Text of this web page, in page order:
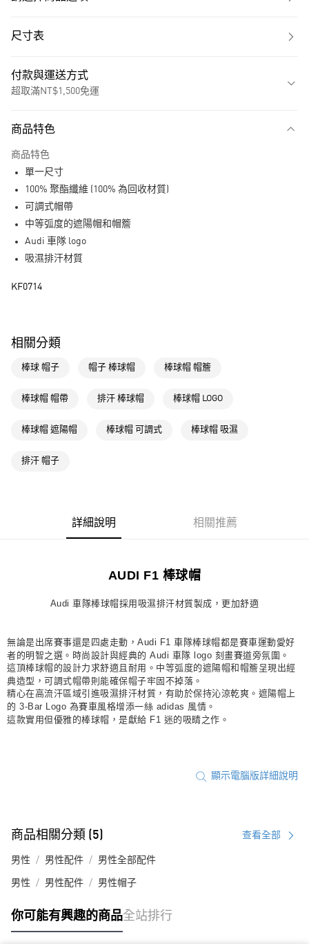
尺寸表
付款與運送方式
超取滿NT$1,500免運
LINE Pay
每筆NT$80，滿NT$1,500(含以上)免運費
每筆NT$80，滿NT$1,500(含以上)免運費
萊爾富取貨付款
付款後萊爾富取貨
每筆NT$80，滿NT$1,500(含以上)免運費
每筆NT$80，滿NT$1,500(含以上)免運費
商品特色
商品特色
單一尺寸
100% 聚酯纖維 (100% 為回收材質)
可調式帽帶
中等弧度的遮陽帽和帽簷
Audi 車隊 logo
吸濕排汗材質
KF0714
相關分類
棒球 帽子 帽子 棒球帽 棒球帽 帽簷
棒球帽 帽帶 排汗 棒球帽 棒球帽 LOGO
棒球帽 遮陽帽 棒球帽 可調式 棒球帽 吸濕
排汗 帽子
詳細說明 相關推薦
AUDI F1 棒球帽
Audi 車隊棒球帽採用吸濕排汗材質製成，更加舒適
無論是出席賽事還是四處走動，Audi F1 車隊棒球帽都是賽車運動愛好
者的明智之選。時尚設計與經典的 Audi 車隊 logo 刻畫賽道旁氛圍。
這頂棒球帽的設計力求舒適且耐用。中等弧度的遮陽帽和帽簷呈現出經
典造型，可調式帽帶則能確保帽子牢固不掉落。
精心在高流汗區域引進吸濕排汗材質，有助於保持沁涼乾爽。遮陽帽上
的 3-Bar Logo 為賽車風格增添一絲 adidas 風情。
這款實用但優雅的棒球帽，是獻給 F1 迷的吸睛之作。
顯示電腦版詳細說明
商品相關分類 (5) 查看全部
男性 男性配件 男性全部配件
男性 男性配件 男性帽子
你可能有興趣的商品全站排行